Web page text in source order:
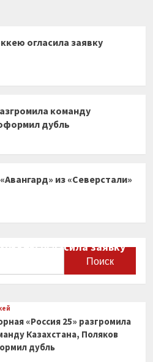
огласила заявку
команду
дубль
из «Северстали»
огласила заявку
«Россия 25» разгромила
Казахстана, Поляков
дубль